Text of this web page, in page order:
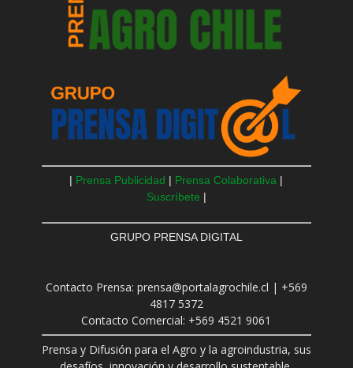
| Prensa Publicidad | Prensa Colaborativa |
Suscríbete |
GRUPO PRENSA DIGITAL
Contacto Prensa: prensa@portalagrochile.cl | +569
4817 5372
Contacto Comercial: +569 4521 9061
Prensa y Difusión para el Agro y la agroindustria, sus